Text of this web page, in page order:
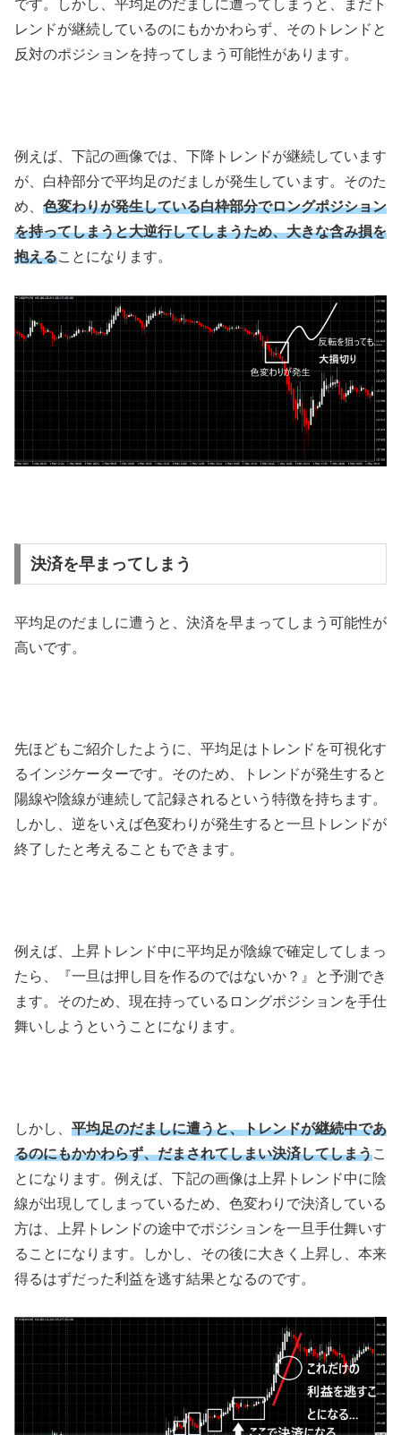
です。しかし、平均足のだましに遭ってしまうと、まだト
レンドが継続しているのにもかかわらず、そのトレンドと
反対のポジションを持ってしまう可能性があります。
例えば、下記の画像では、下降トレンドが継続しています
が、白枠部分で平均足のだましが発生しています。そのた
め、 色変わりが発生している白枠部分でロングポジション
を持ってしまうと大逆行してしまうため、大きな含み損を
抱えることになります。
決済を早まってしまう
平均足のだましに遭うと、決済を早まってしまう可能性が
高いです。
先ほどもご紹介したように、平均足はトレンドを可視化す
るインジケーターです。そのため、トレンドが発生すると
陽線や陰線が連続して記録されるという特徴を持ちます。
しかし、逆をいえば色変わりが発生すると一旦トレンドが
終了したと考えることもできます。
例えば、上昇トレンド中に平均足が陰線で確定してしまっ
たら、『一旦は押し目を作るのではないか？』と予測でき
ます。そのため、現在持っているロングポジションを手仕
舞いしようということになります。
しかし、 平均足のだましに遭うと、トレンドが継続中であ
るのにもかかわらず、だまされてしまい決済してしまうこ
とになります。例えば、下記の画像は上昇トレンド中に陰
線が出現してしまっているため、色変わりで決済している
方は、上昇トレンドの途中でポジションを一旦手仕舞いす
ることになります。しかし、その後に大きく上昇し、本来
得るはずだった利益を逃す結果となるのです。